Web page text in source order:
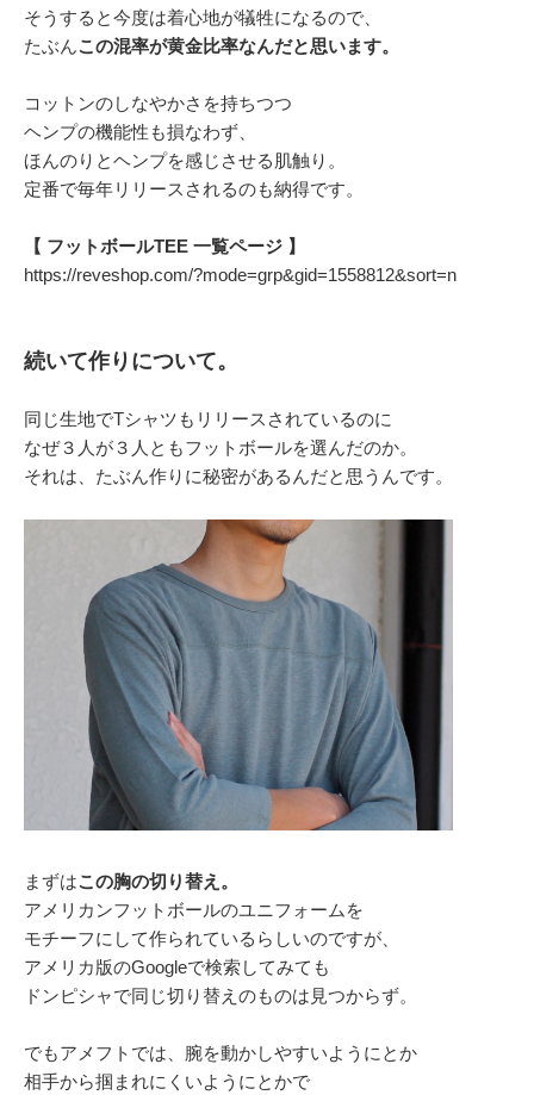
そうすると今度は着心地が犠牲になるので、
たぶんこの混率が黄金比率なんだと思います。
コットンのしなやかさを持ちつつ
ヘンプの機能性も損なわず、
ほんのりとヘンプを感じさせる肌触り。
定番で毎年リリースされるのも納得です。
【 フットボールTEE 一覧ページ 】
https://reveshop.com/?mode=grp&gid=1558812&sort=n
続いて作りについて。
同じ生地でTシャツもリリースされているのに
なぜ３人が３人ともフットボールを選んだのか。
それは、たぶん作りに秘密があるんだと思うんです。
まずはこの胸の切り替え。
アメリカンフットボールのユニフォームを
モチーフにして作られているらしいのですが、
アメリカ版のGoogleで検索してみても
ドンピシャで同じ切り替えのものは見つからず。
でもアメフトでは、腕を動かしやすいようにとか
相手から掴まれにくいようにとかで